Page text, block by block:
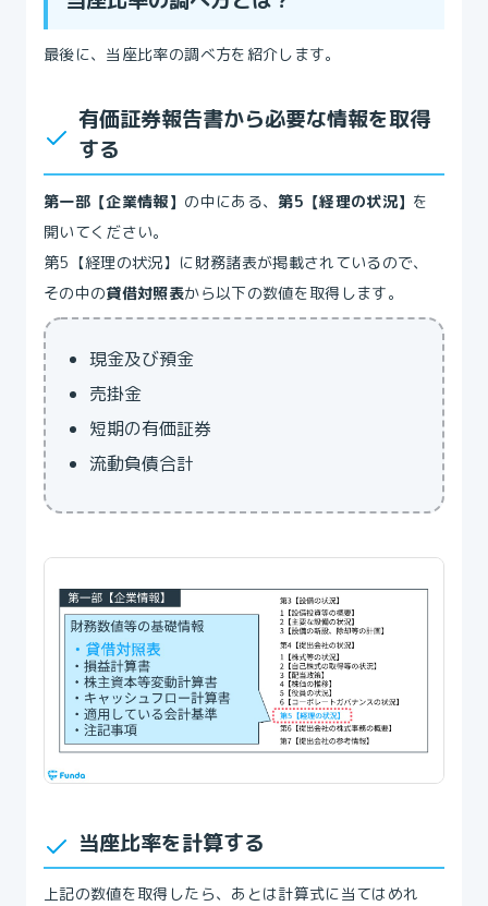
最後に、当座比率の調べ方を紹介します。
‍有価証券報告書から必要な情報を取得
する
第一部【企業情報】 の中にある、 第5【経理の状況】 を
開いてください。
第5【経理の状況】に財務諸表が掲載されているので、
その中の貸借対照表から以下の数値を取得します。
現金及び預金
売掛金
短期の有価証券
流動負債合計
当座比率を計算する
上記の数値を取得したら、あとは計算式に当てはめれ